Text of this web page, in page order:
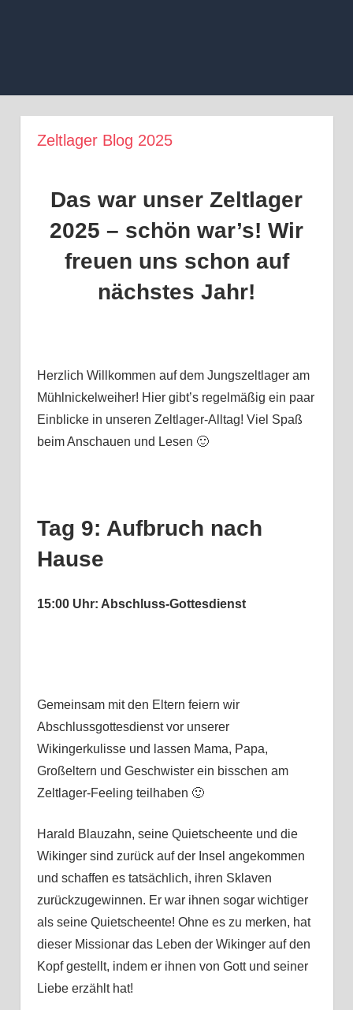
Zeltlager Blog 2025
Das war unser Zeltlager
2025 – schön war’s! Wir
freuen uns schon auf
nächstes Jahr!
Herzlich Willkommen auf dem Jungszeltlager am
Mühlnickelweiher! Hier gibt’s regelmäßig ein paar
Einblicke in unseren Zeltlager-Alltag! Viel Spaß
beim Anschauen und Lesen 🙂
Tag 9: Aufbruch nach
Hause
15:00 Uhr: Abschluss-Gottesdienst
Gemeinsam mit den Eltern feiern wir
Abschlussgottesdienst vor unserer
Wikingerkulisse und lassen Mama, Papa,
Großeltern und Geschwister ein bisschen am
Zeltlager-Feeling teilhaben 🙂
Harald Blauzahn, seine Quietscheente und die
Wikinger sind zurück auf der Insel angekommen
und schaffen es tatsächlich, ihren Sklaven
zurückzugewinnen. Er war ihnen sogar wichtiger
als seine Quietscheente! Ohne es zu merken, hat
dieser Missionar das Leben der Wikinger auf den
Kopf gestellt, indem er ihnen von Gott und seiner
Liebe erzählt hat!